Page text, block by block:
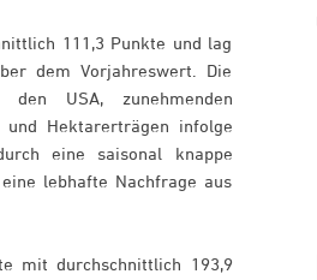
111,3 Punkte und lag
dem Vorjahreswert. Die
USA, zunehmenden
und Hektarerträgen infolge
eine saisonal knappe
lebhafte Nachfrage aus
mit durchschnittlich 193,9